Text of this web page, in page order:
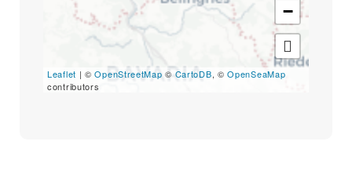
−
Leaflet | ©OpenStreetMap © CartoDB, ©OpenSeaMap
contributors